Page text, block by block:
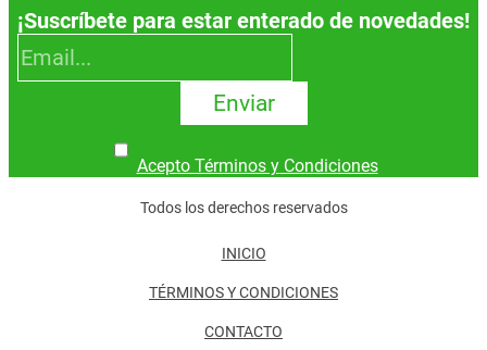
¡Suscríbete para estar enterado de novedades!
Enviar
Acepto Términos y Condiciones
Todos los derechos reservados
INICIO
TÉRMINOS Y CONDICIONES
CONTACTO